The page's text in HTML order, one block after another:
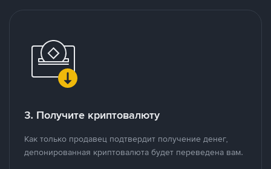
3. Получите криптовалюту
Как только продавец подтвердит получение денег,
депонированная криптовалюта будет переведена вам.